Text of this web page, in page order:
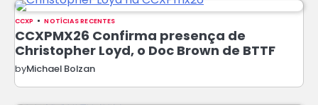
CCXP NOTÍCIAS RECENTES
CCXPMX26 Confirma presença de
Christopher Loyd, o Doc Brown de BTTF
byMichael Bolzan